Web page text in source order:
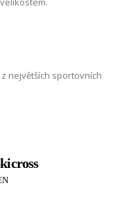
největších sportovních